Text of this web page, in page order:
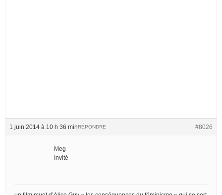
1 juin 2014 à 10 h 36 min #8026
RÉPONDRE
Meg
Invité